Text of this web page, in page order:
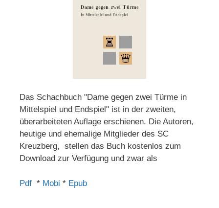
Das Schachbuch "Dame gegen zwei Türme in
Mittelspiel und Endspiel" ist in der zweiten,
überarbeiteten Auflage erschienen. Die Autoren,
heutige und ehemalige Mitglieder des SC
Kreuzberg, stellen das Buch kostenlos zum
Download zur Verfügung und zwar als
Pdf * Mobi * Epub